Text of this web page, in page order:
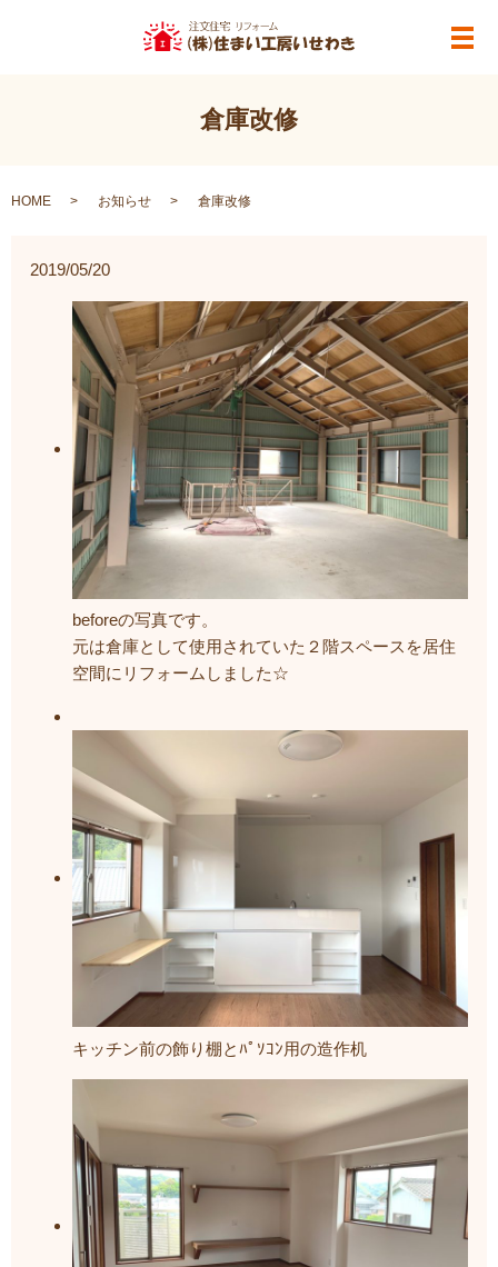
メ
倉庫改修
HOME お知らせ 倉庫改修
2019/05/20
beforeの写真です。
元は倉庫として使用されていた２階スペースを居住
空間にリフォームしました☆
キッチン前の飾り棚とﾊﾟｿｺﾝ用の造作机